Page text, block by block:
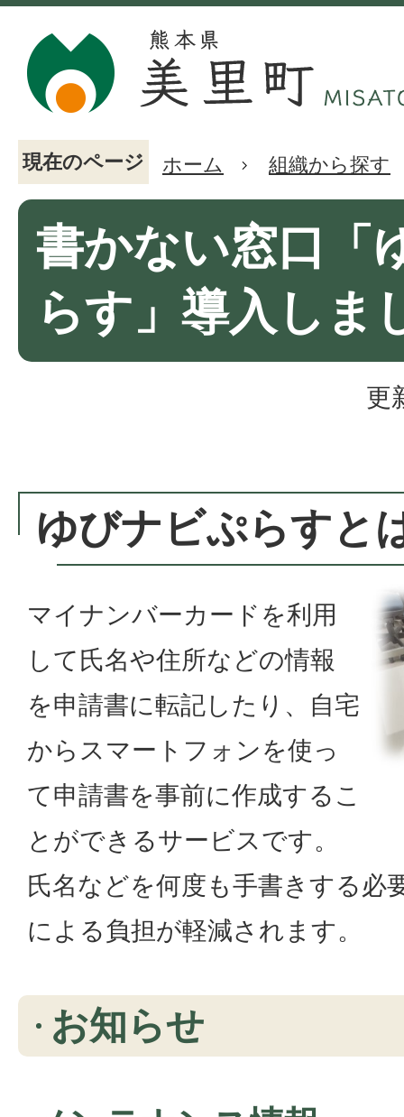
現在のページ ホーム 組織から探す
書かない窓口「
らす」導入しま
更
ゆびナビぷらすと
マイナンバーカードを利用
して氏名や住所などの情報
を申請書に転記したり、自宅
からスマートフォンを使っ
て申請書を事前に作成するこ
とができるサービスです。
氏名などを何度も手書きする必
による負担が軽減されます。
お知らせ